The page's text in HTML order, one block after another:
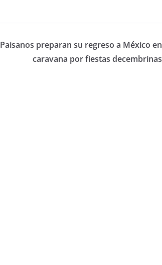
Paisanos preparan su regreso a México en
caravana por fiestas decembrinas